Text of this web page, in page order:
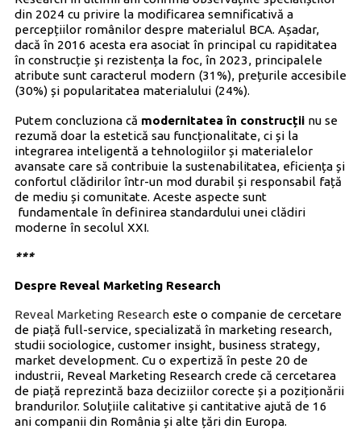
din 2024 cu privire la modificarea semnificativă a
percepțiilor românilor despre materialul BCA. Așadar,
dacă în 2016 acesta era asociat în principal cu rapiditatea
în construcție și rezistența la foc, în 2023, principalele
atribute sunt caracterul modern (31%), prețurile accesibile
(30%) și popularitatea materialului (24%).
Putem concluziona că modernitatea în construcțiinu se
rezumă doar la estetică sau funcționalitate, ci și la
integrarea inteligentă a tehnologiilor și materialelor
avansate care să contribuie la sustenabilitatea, eficiența și
confortul clădirilor într-un mod durabil și responsabil față
de mediu și comunitate. Aceste aspecte sunt
fundamentale în definirea standardului unei clădiri
moderne în secolul XXI.
***
Despre Reveal Marketing Research
Reveal Marketing Researcheste o companie de cercetare
de piață full-service, specializată în marketing research,
studii sociologice, customer insight, business strategy,
market development. Cu o expertiză în peste 20 de
industrii, Reveal Marketing Research crede că cercetarea
de piață reprezintă baza deciziilor corecte și a poziționării
brandurilor. Soluțiile calitative și cantitative ajută de 16
ani companii din România și alte țări din Europa.